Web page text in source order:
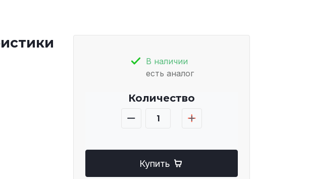
В наличии
есть аналог
Количество
Купить